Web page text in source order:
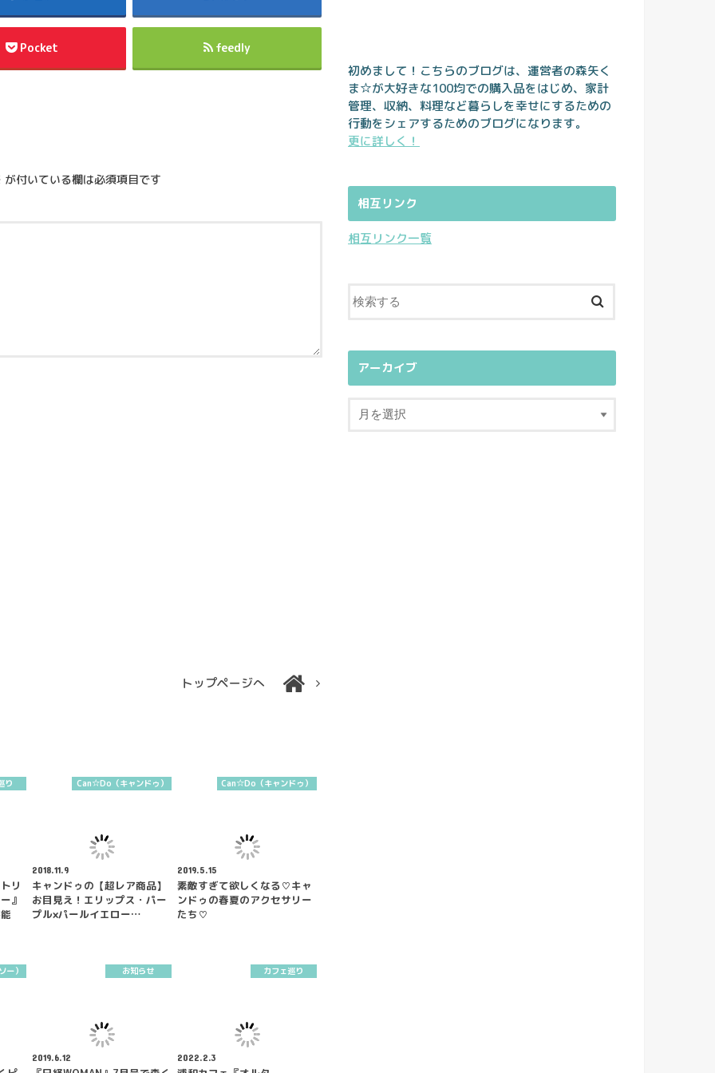
Pocket feedly
が付いている欄は必須項目です
トップページへ
り
リ
』
Can☆Do（キャンドゥ）
2018.11.9
キャンドゥの【超レア商品】
お目見え！エリップス・パー
プル×パールイエロー…
Can☆Do（キャンドゥ）
2019.5.15
素敵すぎて欲しくなる♡キャ
ンドゥの春夏のアクセサリー
たち♡
ー） お知らせ
2019.6.12
カフェ巡り
2022.2.3
初めまして！こちらのブログは、運営者の森矢く
ま☆が大好きな100均での購入品をはじめ、家計
管理、収納、料理など暮らしを幸せにするための
行動をシェアするためのブログになります。
更に詳しく！
相互リンク
相互リンク一覧
アーカイブ